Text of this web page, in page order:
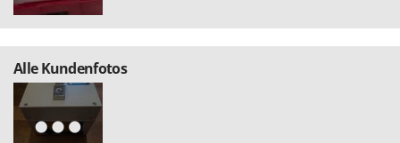
Alle Kundenfotos